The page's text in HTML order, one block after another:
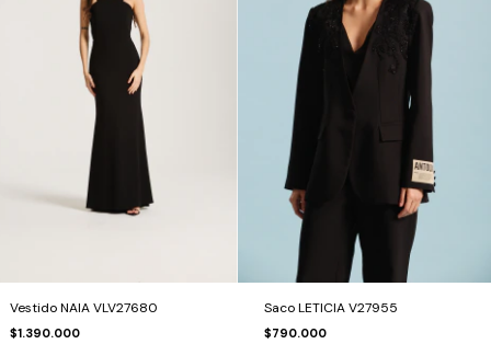
Vestido NAIA VLV27680
$1.390.000
Saco LETICIA V27955
$790.000